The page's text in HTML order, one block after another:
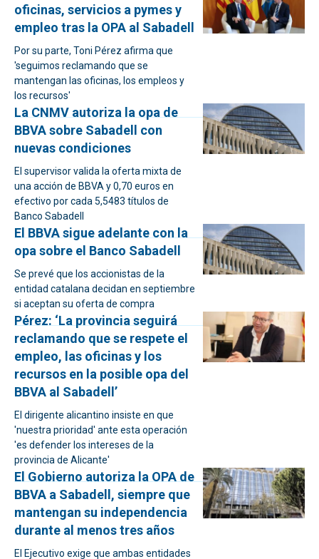
oficinas, servicios a pymes y
empleo tras la OPA al Sabadell
Por su parte, Toni Pérez afirma que
'seguimos reclamando que se
mantengan las oficinas, los empleos y
los recursos'
La CNMV autoriza la opa de
BBVA sobre Sabadell con
nuevas condiciones
El supervisor valida la oferta mixta de
una acción de BBVA y 0,70 euros en
efectivo por cada 5,5483 títulos de
Banco Sabadell
El BBVA sigue adelante con la
opa sobre el Banco Sabadell
Se prevé que los accionistas de la
entidad catalana decidan en septiembre
si aceptan su oferta de compra
Pérez: ‘La provincia seguirá
reclamando que se respete el
empleo, las oficinas y los
recursos en la posible opa del
BBVA al Sabadell’
El dirigente alicantino insiste en que
'nuestra prioridad' ante esta operación
'es defender los intereses de la
provincia de Alicante'
El Gobierno autoriza la OPA de
BBVA a Sabadell, siempre que
mantengan su independencia
durante al menos tres años
El Ejecutivo exige que ambas entidades